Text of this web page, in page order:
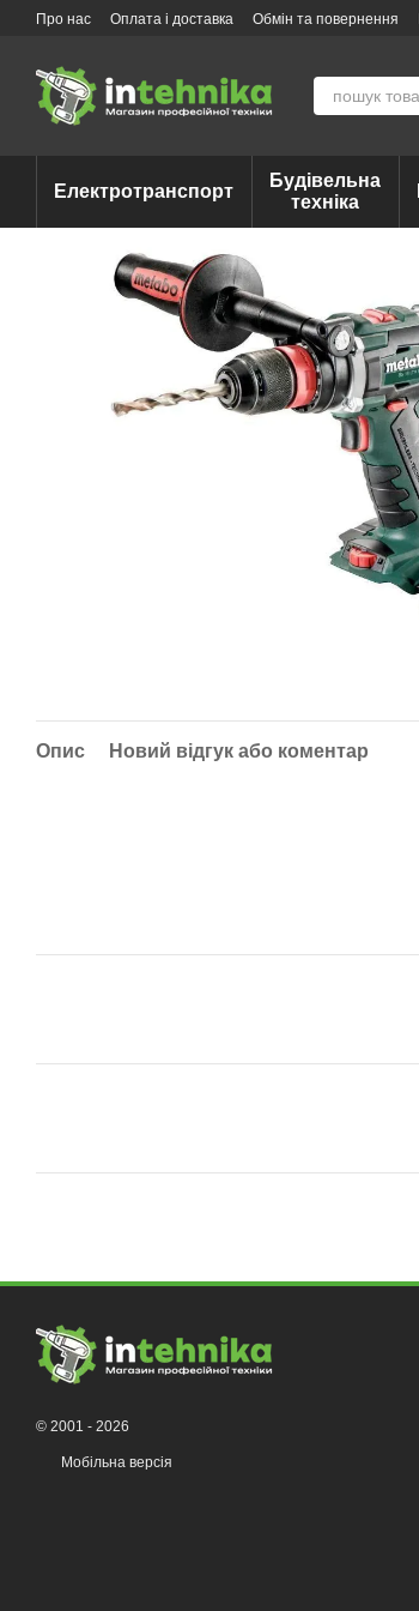
Перейти до основного контенту
Про нас Оплата і доставка Обмін та повернення
Електротранспорт
Будівельна
техніка
Опис Новий відгук або коментар
© 2001 - 2026
Мобільна версія